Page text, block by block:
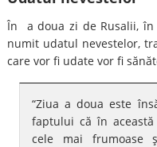
În a doua zi de Rusalii, în
numit udatul nevestelor,
care vor fi udate vor fi
“Ziua a doua este
faptului că în
cele mai frumoase